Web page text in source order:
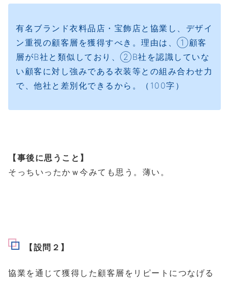
有名ブランド衣料品店・宝飾店と協業し、デザイ
ン重視の顧客層を獲得すべき。理由は、①顧客
層がB社と類似しており、②B社を認識していな
い顧客に対し強みである衣装等との組み合わせ力
で、他社と差別化できるから。（100字）
【事後に思うこと】
そっちいったかｗ今みても思う。薄い。
【設問２】
協業を通じて獲得した顧客層をリピートにつなげる